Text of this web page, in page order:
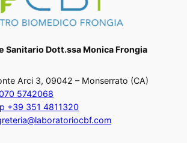
Sanitario Dott.ssa Monica Frongia
Arci 3, 09042 – Monserrato (CA)
5742068
+39 351 4811320